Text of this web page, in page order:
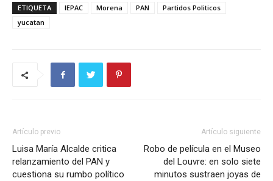
ETIQUETA IEPAC Morena PAN
Partidos Politicos
yucatan
Artículo previo
Luisa María Alcalde critica
relanzamiento del PAN y
cuestiona su rumbo político
Artículo siguiente
Robo de película en el Museo
del Louvre: en solo siete
minutos sustraen joyas de